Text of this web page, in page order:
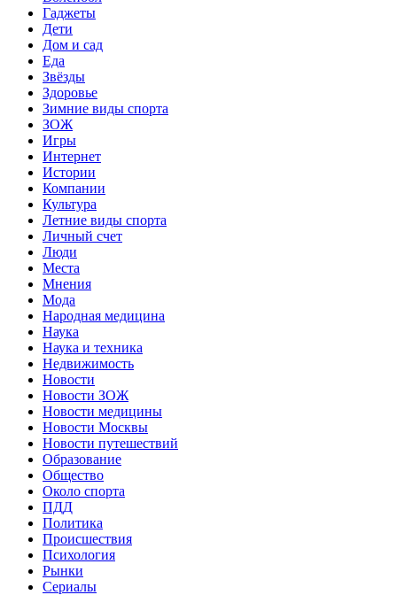
Гаджеты
Дети
Дом и сад
Еда
Звёзды
Здоровье
Зимние виды спорта
ЗОЖ
Игры
Интернет
Истории
Компании
Культура
Летние виды спорта
Личный счет
Люди
Места
Мнения
Мода
Народная медицина
Наука
Наука и техника
Недвижимость
Новости
Новости ЗОЖ
Новости медицины
Новости Москвы
Новости путешествий
Образование
Общество
Около спорта
ПДД
Политика
Происшествия
Психология
Рынки
Сериалы